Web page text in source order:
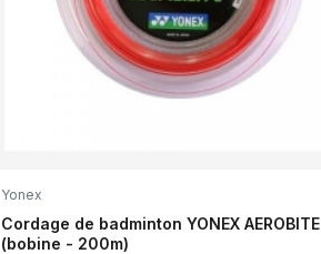
Yonex
Cordage de badminton YONEX AEROBITE
(bobine - 200m)